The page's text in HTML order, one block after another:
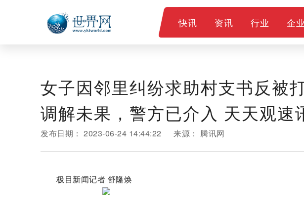
快讯 资讯 行业 企业
女子因邻里纠纷求助村支书反被
调解未果，警方已介入 天天观速
发布日期： 2023-06-24 14:44:22 来源： 腾讯网
极目新闻记者 舒隆焕